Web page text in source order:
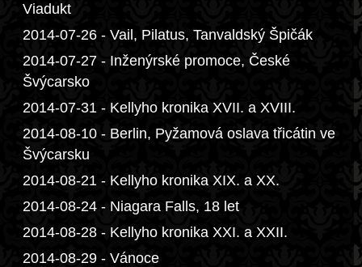
Viadukt
2014-07-26 - Vail, Pilatus, Tanvaldský Špičák
2014-07-27 - Inženýrské promoce, České
Švýcarsko
2014-07-31 - Kellyho kronika XVII. a XVIII.
2014-08-10 - Berlin, Pyžamová oslava třicátin ve
Švýcarsku
2014-08-21 - Kellyho kronika XIX. a XX.
2014-08-24 - Niagara Falls, 18 let
2014-08-28 - Kellyho kronika XXI. a XXII.
2014-08-29 - Vánoce